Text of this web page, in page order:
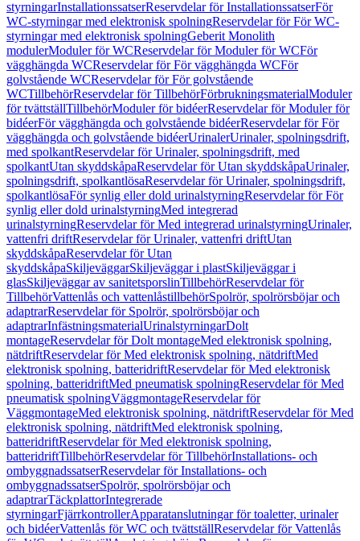
styrningarInstallationssatserReservdelar för InstallationssatserFör
WC-styrningar med elektronisk spolningReservdelar för För WC-
styrningar med elektronisk spolningGeberit Monolith
modulerModuler för WCReservdelar för Moduler för WCFör
vägghängda WCReservdelar för För vägghängda WCFör
golvstående WCReservdelar för För golvstående
WCTillbehörReservdelar för TillbehörFörbrukningsmaterialModuler
för tvättställTillbehörModuler för bidéerReservdelar för Moduler för
bidéerFör vägghängda och golvstående bidéerReservdelar för För
vägghängda och golvstående bidéerUrinalerUrinaler, spolningsdrift,
med spolkantReservdelar för Urinaler, spolningsdrift, med
spolkantUtan skyddskåpaReservdelar för Utan skyddskåpaUrinaler,
spolningsdrift, spolkantlösaReservdelar för Urinaler, spolningsdrift,
spolkantlösaFör synlig eller dold urinalstyrningReservdelar för För
synlig eller dold urinalstyrningMed integrerad
urinalstyrningReservdelar för Med integrerad urinalstyrningUrinaler,
vattenfri driftReservdelar för Urinaler, vattenfri driftUtan
skyddskåpaReservdelar för Utan
skyddskåpaSkiljeväggarSkiljeväggar i plastSkiljeväggar i
glasSkiljeväggar av sanitetsporslinTillbehörReservdelar för
TillbehörVattenlås och vattenlåstillbehörSpolrör, spolrörsböjar och
adaptrarReservdelar för Spolrör, spolrörsböjar och
adaptrarInfästningsmaterialUrinalstyrningarDolt
montageReservdelar för Dolt montageMed elektronisk spolning,
nätdriftReservdelar för Med elektronisk spolning, nätdriftMed
elektronisk spolning, batteridriftReservdelar för Med elektronisk
spolning, batteridriftMed pneumatisk spolningReservdelar för Med
pneumatisk spolningVäggmontageReservdelar för
VäggmontageMed elektronisk spolning, nätdriftReservdelar för Med
elektronisk spolning, nätdriftMed elektronisk spolning,
batteridriftReservdelar för Med elektronisk spolning,
batteridriftTillbehörReservdelar för TillbehörInstallations- och
ombyggnadssatserReservdelar för Installations- och
ombyggnadssatserSpolrör, spolrörsböjar och
adaptrarTäckplattorIntegrerade
styrningarFjärrkontrollerApparatanslutningar för toaletter, urinaler
och bidéerVattenlås för WC och tvättställReservdelar för Vattenlås